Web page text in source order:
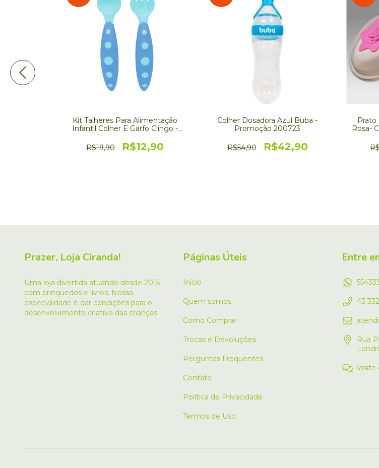
Kit Talheres Para Alimentação
Infantil Colher E Garfo Clingo -
R$19,90
R$12,90
Colher Dosadora Azul Buba -
Promoção 200723
R$54,90 R$42,90
Rosa-
Prazer, Loja Ciranda!
Uma loja divertida atuando desde 2015
com brinquedos e livros. Nossa
especialidade é dar condições para o
desenvolvimento criativo das crianças.
Páginas Úteis
Início
Quem somos
Como Comprar
Trocas e Devoluções
Perguntas Frequentes
Contato
Política de Privacidade
Termos de Uso
Entre
43
Rua
Visite